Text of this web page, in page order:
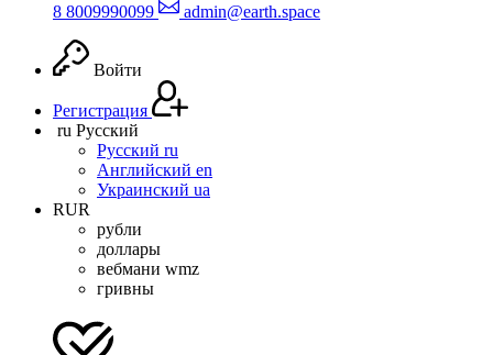
8 8009990099 admin@earth.space
Войти
Регистрация
ru Русский
Русский ru
Английский en
Украинский ua
RUR
рубли
доллары
вебмани wmz
гривны